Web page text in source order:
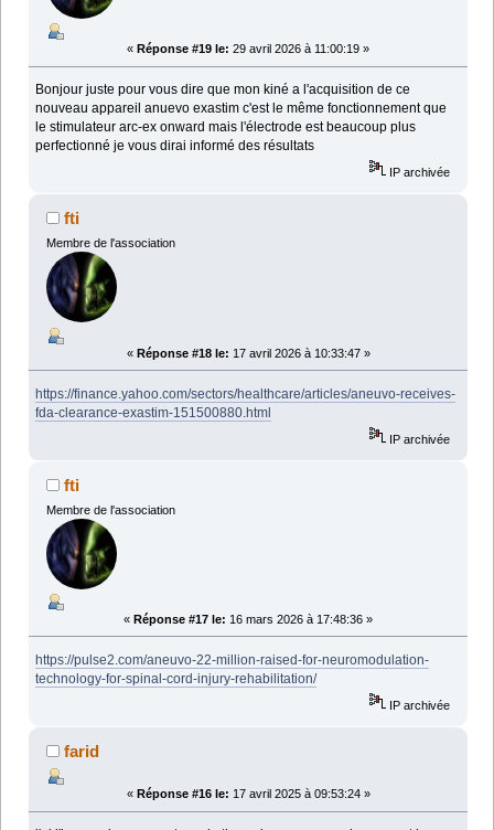
« Réponse #19 le: 29 avril 2026 à 11:00:19 »
Bonjour juste pour vous dire que mon kiné a l'acquisition de ce
nouveau appareil anuevo exastim c'est le même fonctionnement que
le stimulateur arc-ex onward mais l'électrode est beaucoup plus
perfectionné je vous dirai informé des résultats
IP archivée
fti
Membre de l'association
« Réponse #18 le: 17 avril 2026 à 10:33:47 »
https://finance.yahoo.com/sectors/healthcare/articles/aneuvo-receives-
fda-clearance-exastim-151500880.html
IP archivée
fti
Membre de l'association
« Réponse #17 le: 16 mars 2026 à 17:48:36 »
https://pulse2.com/aneuvo-22-million-raised-for-neuromodulation-
technology-for-spinal-cord-injury-rehabilitation/
IP archivée
farid
« Réponse #16 le: 17 avril 2025 à 09:53:24 »